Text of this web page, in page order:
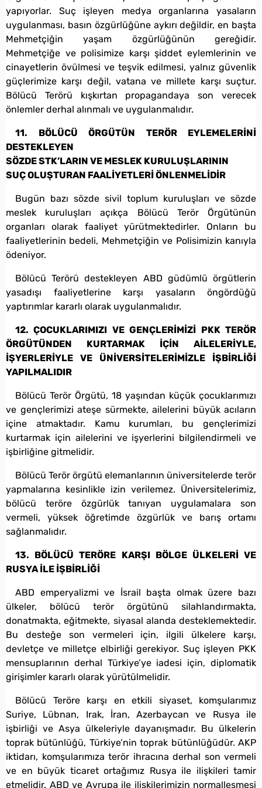
yapıyorlar. Suç işleyen medya organlarına yasaların
uygulanması, basın özgürlüğüne aykırı değildir, en başta
Mehmetçiğin yaşam özgürlüğünün gereğidir.
Mehmetçiğe ve polisimize karşı şiddet eylemlerinin ve
cinayetlerin övülmesi ve teşvik edilmesi, yalnız güvenlik
güçlerimize karşı değil, vatana ve millete karşı suçtur.
Bölücü Terörü kışkırtan propagandaya son verecek
önlemler derhal alınmalı ve uygulanmalıdır.
11. BÖLÜCÜ ÖRGÜTÜN TERÖR EYLEMELERİNİ
DESTEKLEYEN
SÖZDE STK’LARIN VE MESLEK KURULUŞLARININ
SUÇ OLUŞTURAN FAALİYETLERİ ÖNLENMELİDİR
Bugün bazı sözde sivil toplum kuruluşları ve sözde
meslek kuruluşları açıkça Bölücü Terör Örgütünün
organları olarak faaliyet yürütmektedirler. Onların bu
faaliyetlerinin bedeli, Mehmetçiğin ve Polisimizin kanıyla
ödeniyor.
Bölücü Terörü destekleyen ABD güdümlü örgütlerin
yasadışı faaliyetlerine karşı yasaların öngördüğü
yaptırımlar kararlı olarak uygulanmalıdır.
12. ÇOCUKLARIMIZI VE GENÇLERİMİZİ PKK TERÖR
ÖRGÜTÜNDEN KURTARMAK İÇİN AİLELERİYLE,
İŞYERLERİYLE VE ÜNİVERSİTELERİMİZLE İŞBİRLİĞİ
YAPILMALIDIR
Bölücü Terör Örgütü, 18 yaşından küçük çocuklarımızı
ve gençlerimizi ateşe sürmekte, ailelerini büyük acıların
içine atmaktadır. Kamu kurumları, bu gençlerimizi
kurtarmak için ailelerini ve işyerlerini bilgilendirmeli ve
işbirliğine gitmelidir.
Bölücü Terör örgütü elemanlarının üniversitelerde terör
yapmalarına kesinlikle izin verilemez. Üniversitelerimiz,
bölücü teröre özgürlük tanıyan uygulamalara son
vermeli, yüksek öğretimde özgürlük ve barış ortamı
sağlanmalıdır.
13. BÖLÜCÜ TERÖRE KARŞI BÖLGE ÜLKELERİ VE
RUSYA İLE İŞBİRLİĞİ
ABD emperyalizmi ve İsrail başta olmak üzere bazı
ülkeler, bölücü terör örgütünü silahlandırmakta,
donatmakta, eğitmekte, siyasal alanda desteklemektedir.
Bu desteğe son vermeleri için, ilgili ülkelere karşı,
devletçe ve milletçe elbirliği gerekiyor. Suç işleyen PKK
mensuplarının derhal Türkiye’ye iadesi için, diplomatik
girişimler kararlı olarak yürütülmelidir.
Bölücü Teröre karşı en etkili siyaset, komşularımız
Suriye, Lübnan, Irak, İran, Azerbaycan ve Rusya ile
işbirliği ve Asya ülkeleriyle dayanışmadır. Bu ülkelerin
toprak bütünlüğü, Türkiye’nin toprak bütünlüğüdür. AKP
iktidarı, komşularımıza terör ihracına derhal son vermeli
ve en büyük ticaret ortağımız Rusya ile ilişkileri tamir
etmelidir. ABD ve Avrupa ile ilişkilerimizin normalleşmesi